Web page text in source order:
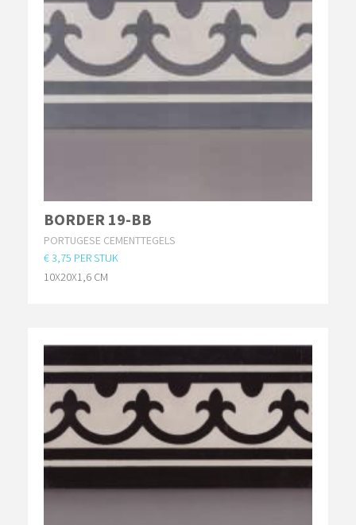
BORDER 19-BB
PORTUGESE CEMENTTEGELS
€ 3,75 PER STUK
10X20X1,6 CM